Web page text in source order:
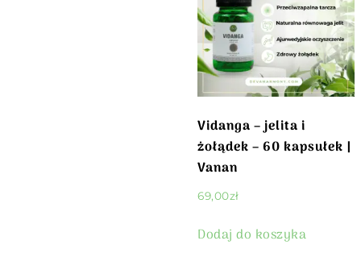
Vidanga – jelita i
żołądek – 60 kapsułek |
Vanan
69,00zł
Dodaj do koszyka